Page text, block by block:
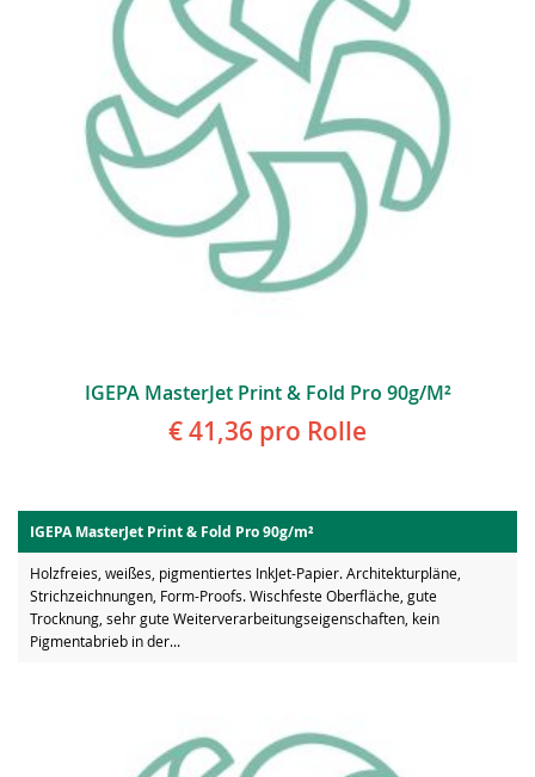
IGEPA MasterJet Print & Fold Pro 90g/m²
€ 41,36 pro Rolle
IGEPA MasterJet Print & Fold Pro 90g/m²
Holzfreies, weißes, pigmentiertes InkJet-Papier. Architekturpläne,
Strichzeichnungen, Form-Proofs. Wischfeste Oberfläche, gute
Trocknung, sehr gute Weiterverarbeitungseigenschaften, kein
Pigmentabrieb in der...